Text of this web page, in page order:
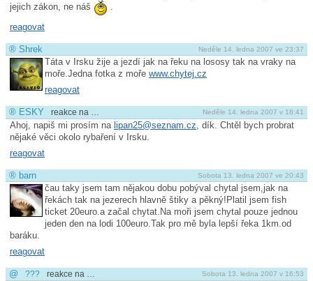
jejich zákon, ne náš
.
reagovat
Neděle 14. ledna 2007 ve 23:37
® Shrek
Táta v Irsku žije a jezdí jak na řeku na lososy tak na vraky na
moře.Jedna fotka z moře www.chytej.cz
reagovat
Neděle 14. ledna 2007 v 18:41
® ESKY reakce na …
Ahoj, napiš mi prosím na lipan25@seznam.cz , dík. Chtěl bych probrat
nějaké věci okolo rybaření v Irsku.
reagovat
Sobota 13. ledna 2007 ve 20:43
® barn
čau taky jsem tam nějakou dobu pobýval chytal jsem,jak na
řekách tak na jezerech hlavně štiky a pěkný!Platil jsem fish
ticket 20euro.a začal chytat.Na moři jsem chytal pouze jednou
jeden den na lodi 100euro.Tak pro mě byla lepší řeka 1km.od
baráku.
reagovat
Sobota 13. ledna 2007 v 16:53
@ ??? reakce na …